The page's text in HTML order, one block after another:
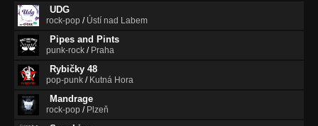
UDG
rock-pop / Ústí nad Labem
Pipes and Pints
punk-rock / Praha
Rybičky 48
pop-punk / Kutná Hora
Mandrage
rock-pop / Plzeň